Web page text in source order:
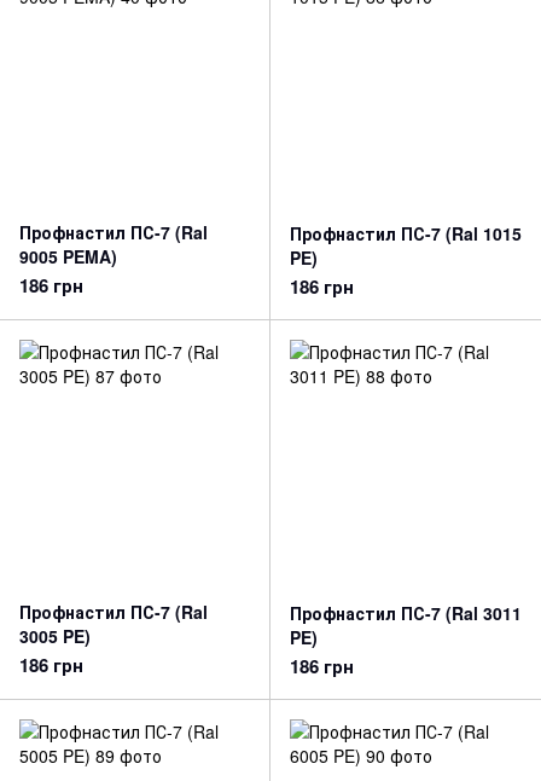
Профнастил ПС-7 (Ral
9005 PEMA)
186 грн
Профнастил ПС-7 (Ral 1015
PE)
186 грн
Профнастил ПС-7 (Ral
3005 PE)
186 грн
Профнастил ПС-7 (Ral 3011
PE)
186 грн